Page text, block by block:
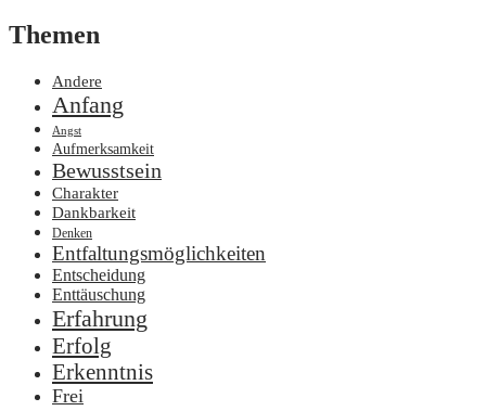
Themen
Andere
Anfang
Angst
Aufmerksamkeit
Bewusstsein
Charakter
Dankbarkeit
Denken
Entfaltungsmöglichkeiten
Entscheidung
Enttäuschung
Erfahrung
Erfolg
Erkenntnis
Frei